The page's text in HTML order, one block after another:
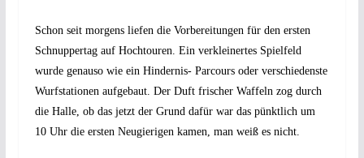
Schon seit morgens liefen die Vorbereitungen für den ersten
Schnuppertag auf Hochtouren. Ein verkleinertes Spielfeld
wurde genauso wie ein Hindernis- Parcours oder verschiedenste
Wurfstationen aufgebaut. Der Duft frischer Waffeln zog durch
die Halle, ob das jetzt der Grund dafür war das pünktlich um
10 Uhr die ersten Neugierigen kamen, man weiß es nicht.